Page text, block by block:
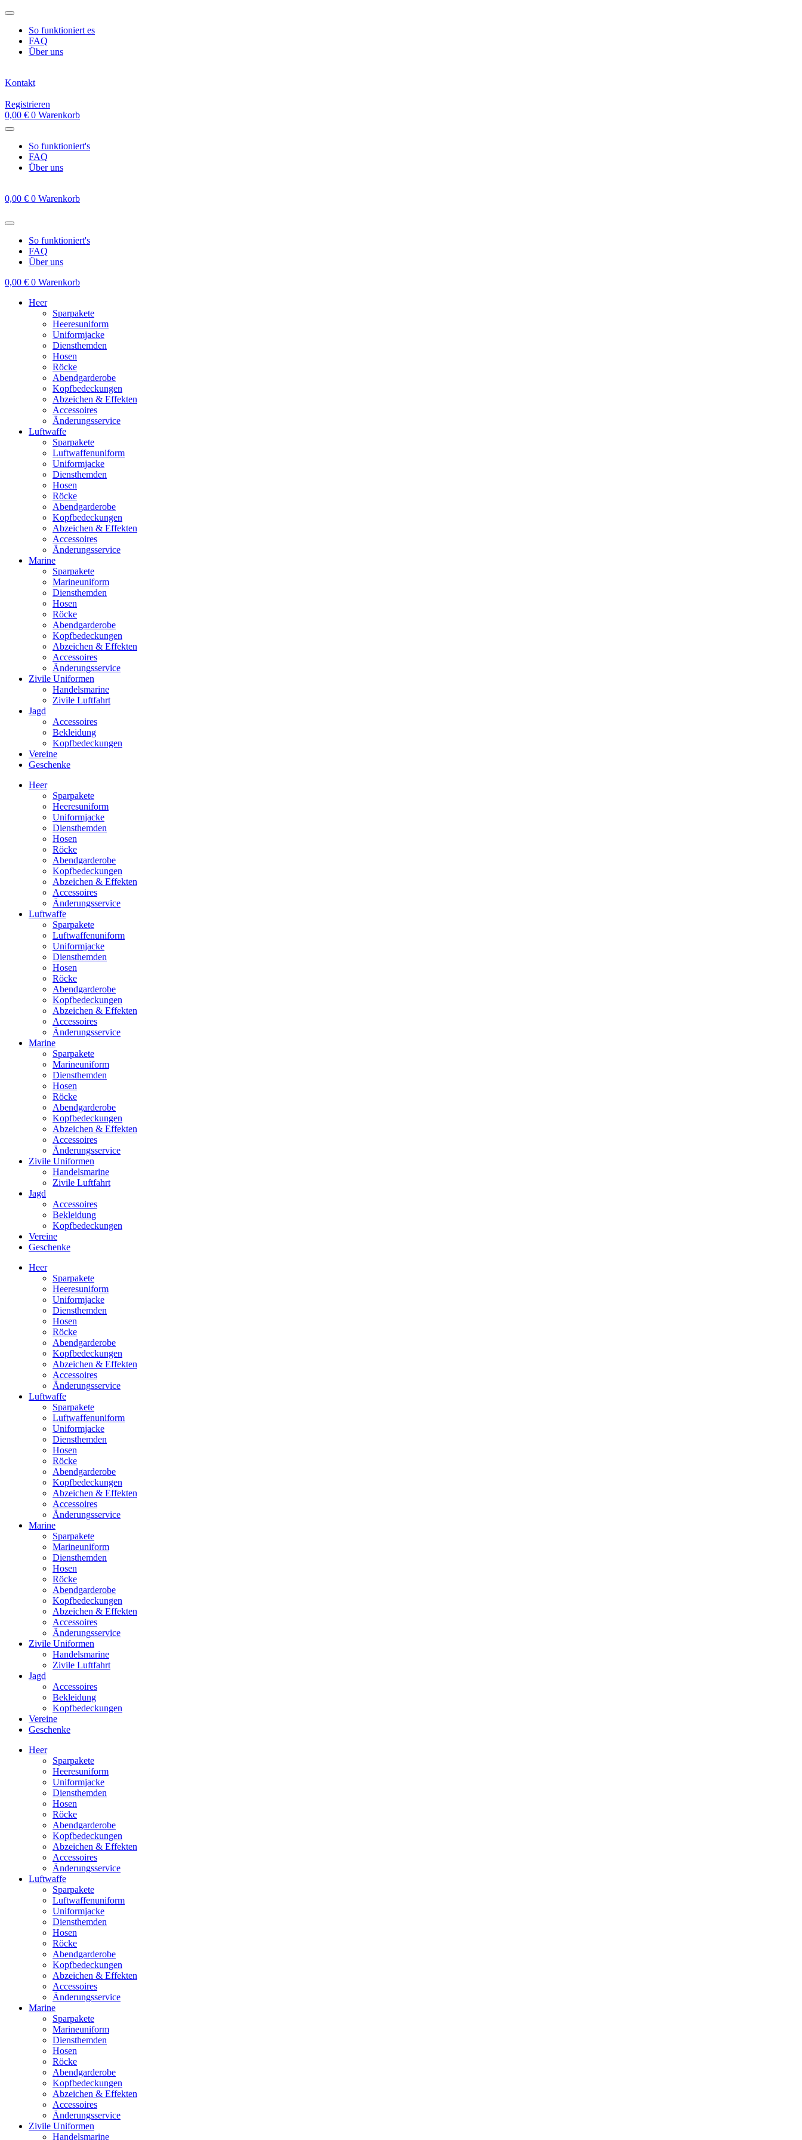
Zum
springenSo funktioniert es
FAQ
Über uns
Kontakt
Registrieren
0,00 € 0 Warenkorb
So funktioniert's
FAQ
Über uns
0,00 € 0 Warenkorb
So funktioniert's
FAQ
Über uns
0,00 € 0 Warenkorb
Heer
Sparpakete
Heeresuniform
Uniformjacke
Diensthemden
Hosen
Röcke
Abendgarderobe
Kopfbedeckungen
Abzeichen & Effekten
Accessoires
Änderungsservice
Luftwaffe
Sparpakete
Luftwaffenuniform
Uniformjacke
Diensthemden
Hosen
Röcke
Abendgarderobe
Kopfbedeckungen
Abzeichen & Effekten
Accessoires
Änderungsservice
Marine
Sparpakete
Marineuniform
Diensthemden
Hosen
Röcke
Abendgarderobe
Kopfbedeckungen
Abzeichen & Effekten
Accessoires
Änderungsservice
Zivile Uniformen
Handelsmarine
Zivile Luftfahrt
Jagd
Accessoires
Bekleidung
Kopfbedeckungen
Vereine
Geschenke
Heer
Sparpakete
Heeresuniform
Uniformjacke
Diensthemden
Hosen
Röcke
Abendgarderobe
Kopfbedeckungen
Abzeichen & Effekten
Accessoires
Änderungsservice
Luftwaffe
Sparpakete
Luftwaffenuniform
Uniformjacke
Diensthemden
Hosen
Röcke
Abendgarderobe
Kopfbedeckungen
Abzeichen & Effekten
Accessoires
Änderungsservice
Marine
Sparpakete
Marineuniform
Diensthemden
Hosen
Röcke
Abendgarderobe
Kopfbedeckungen
Abzeichen & Effekten
Accessoires
Änderungsservice
Zivile Uniformen
Handelsmarine
Zivile Luftfahrt
Jagd
Accessoires
Bekleidung
Kopfbedeckungen
Vereine
Geschenke
Heer
Sparpakete
Heeresuniform
Uniformjacke
Diensthemden
Hosen
Röcke
Abendgarderobe
Kopfbedeckungen
Abzeichen & Effekten
Accessoires
Änderungsservice
Luftwaffe
Sparpakete
Luftwaffenuniform
Uniformjacke
Diensthemden
Hosen
Röcke
Abendgarderobe
Kopfbedeckungen
Abzeichen & Effekten
Accessoires
Änderungsservice
Marine
Sparpakete
Marineuniform
Diensthemden
Hosen
Röcke
Abendgarderobe
Kopfbedeckungen
Abzeichen & Effekten
Accessoires
Änderungsservice
Zivile Uniformen
Handelsmarine
Zivile Luftfahrt
Jagd
Accessoires
Bekleidung
Kopfbedeckungen
Vereine
Geschenke
Heer
Sparpakete
Heeresuniform
Uniformjacke
Diensthemden
Hosen
Röcke
Abendgarderobe
Kopfbedeckungen
Abzeichen & Effekten
Accessoires
Änderungsservice
Luftwaffe
Sparpakete
Luftwaffenuniform
Uniformjacke
Diensthemden
Hosen
Röcke
Abendgarderobe
Kopfbedeckungen
Abzeichen & Effekten
Accessoires
Änderungsservice
Marine
Sparpakete
Marineuniform
Diensthemden
Hosen
Röcke
Abendgarderobe
Kopfbedeckungen
Abzeichen & Effekten
Accessoires
Änderungsservice
Zivile Uniformen
Handelsmarine